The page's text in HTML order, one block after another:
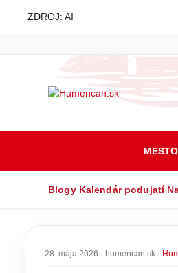
ZDROJ: AI
MESTO
Blogy Kalendár podujatí
28. mája 2026 · humencan.sk ·